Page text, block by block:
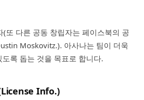
(또 다른 공동 창립자는 페이스북의 공
Moskovitz.). 아사나는 팀이 더욱
록 돕는 것을 목표로 합니다.
Info.)